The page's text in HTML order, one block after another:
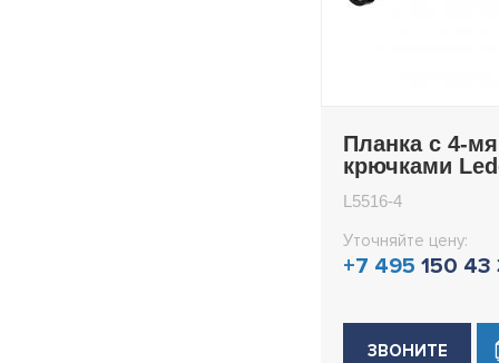
Планка с 4-мя
крючками
L5516-4
Уточняйте цену:
+7 495 150 43
ЗВОНИТЕ